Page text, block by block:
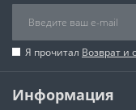
Я прочитал Возврат и
Информация